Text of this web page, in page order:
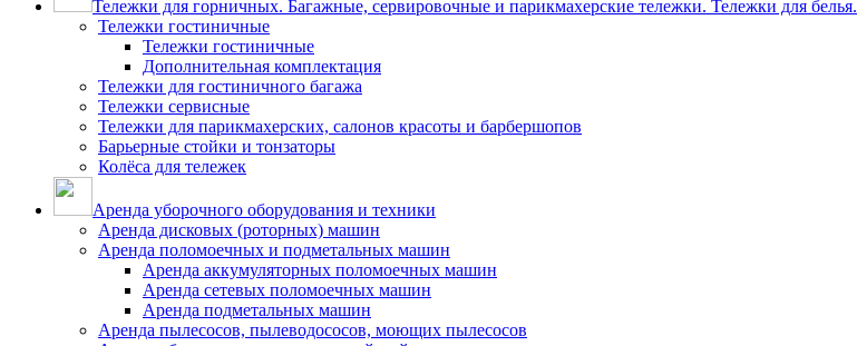
Тележки для горничных. Багажные, сервировочные и парикмахерские тележки. Тележки для белья.
Тележки гостиничные
Тележки гостиничные
Дополнительная комплектация
Тележки для гостиничного багажа
Тележки сервисные
Тележки для парикмахерских, салонов красоты и барбершопов
Барьерные стойки и тонзаторы
Колёса для тележек
Аренда уборочного оборудования и техники
Аренда дисковых (роторных) машин
Аренда поломоечных и подметальных машин
Аренда аккумуляторных поломоечных машин
Аренда сетевых поломоечных машин
Аренда подметальных машин
Аренда пылесосов, пылеводососов, моющих пылесосов